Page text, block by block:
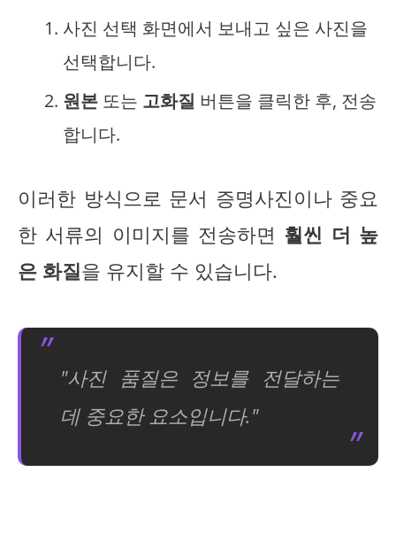
사진 선택 화면에서 보내고 싶은 사진을
선택합니다.
원본 또는 고화질 버튼을 클릭한 후, 전송
합니다.
이러한 방식으로 문서 증명사진이나 중요
한 서류의 이미지를 전송하면 훨씬 더 높
은 화질을 유지할 수 있습니다.
"사진 품질은 정보를 전달하는
데 중요한 요소입니다."